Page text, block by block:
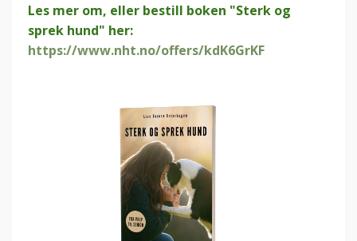
Les mer om, eller bestill boken "Sterk og
sprek hund" her:
https://www.nht.no/offers/kdK6GrKF